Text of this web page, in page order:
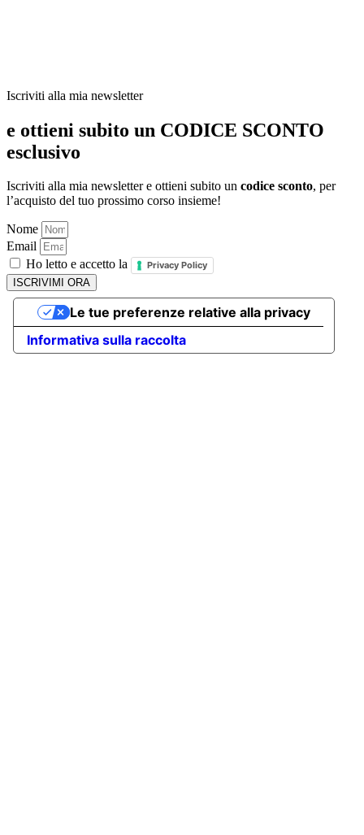
Iscriviti alla mia newsletter
e ottieni subito un CODICE SCONTO
esclusivo
Iscriviti alla mia newsletter e ottieni subito un codice sconto, per
l’acquisto del tuo prossimo corso insieme!
Nome
Email
Ho letto e accetto la
Privacy Policy
ISCRIVIMI ORA
Informativa sulla raccolta
Le tue preferenze relative alla privacy